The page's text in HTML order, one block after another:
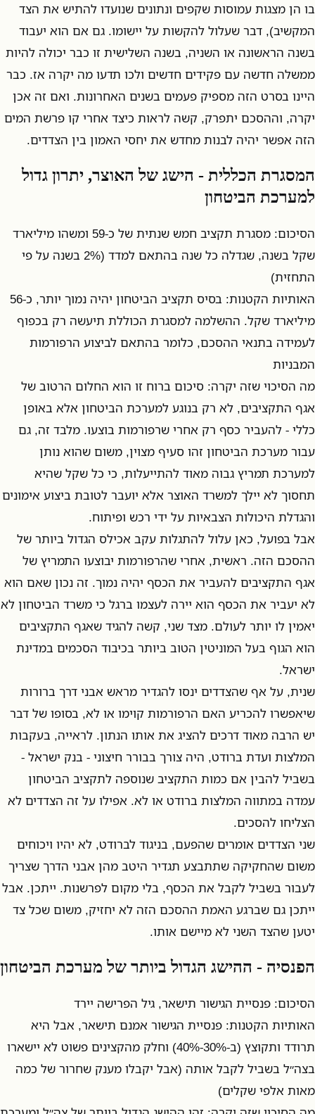
בו הן מצגות עמוסות שקפים ונתונים שנועדו להתיש את הצד
המקשיב), דבר שעלול להקשות על יישומו. גם אם הוא יעבוד
בשנה הראשונה או השניה, בשנה השלישית זו כבר יכולה להיות
ממשלה חדשה עם פקידים חדשים ולכו תדעו מה יקרה אז. כבר
היינו בסרט הזה מספיק פעמים בשנים האחרונות. ואם זה אכן
יקרה, וההסכם יתפרק, קשה לראות כיצד אחרי קו פרשת המים
הזה אפשר יהיה לבנות מחדש את יחסי האמון בין הצדדים.
המסגרת הכללית - הישג של האוצר, יתרון גדול
למערכת הביטחון
הסיכום: מסגרת תקציב חמש שנתית של כ-59 ומשהו מיליארד
שקל בשנה, שגדלה כל שנה בהתאם למדד (2% בשנה על פי
התחזית)
האותיות הקטנות: בסיס תקציב הביטחון יהיה נמוך יותר, כ-56
מיליארד שקל. ההשלמה למסגרת הכוללת תיעשה רק בכפוף
לעמידה בתנאי ההסכם, כלומר בהתאם לביצוע הרפורמות
המבניות
מה הסיכוי שזה יקרה: סיכום ברוח זו הוא החלום הרטוב של
אגף התקציבים, לא רק בנוגע למערכת הביטחון אלא באופן
כללי - להעביר כסף רק אחרי שרפורמות בוצעו. מלבד זה, גם
עבור מערכת הביטחון זהו סעיף מצוין, משום שהוא נותן
למערכת תמריץ גבוה מאוד להתייעלות, כי כל שקל שהיא
תחסוך לא יילך למשרד האוצר אלא יועבר לטובת ביצוע אימונים
והגדלת היכולות הצבאיות על ידי רכש ופיתוח.
אבל בפועל, כאן עלול להתגלות עקב אכילס הגדול ביותר של
ההסכם הזה. ראשית, אחרי שהרפורמות יבוצעו התמריץ של
אגף התקציבים להעביר את הכסף יהיה נמוך. זה נכון שאם הוא
לא יעביר את הכסף הוא יירה לעצמו ברגל כי משרד הביטחון לא
יאמין לו יותר לעולם. מצד שני, קשה להגיד שאגף התקציבים
הוא הגוף בעל המוניטין הטוב ביותר בכיבוד הסכמים במדינת
ישראל.
שנית, על אף שהצדדים ינסו להגדיר מראש אבני דרך ברורות
שיאפשרו להכריע האם הרפורמות קוימו או לא, בסופו של דבר
יש הרבה מאוד דרכים להציג את אותו הנתון. לראייה, בעקבות
המלצות ועדת ברודט, היה צורך בבורר חיצוני - בנק ישראל -
בשביל להבין אם כמות התקציב שנוספה לתקציב הביטחון
עמדה במתווה המלצות ברודט או לא. אפילו על זה הצדדים לא
הצליחו להסכים.
שני הצדדים אומרים שהפעם, בניגוד לברודט, לא יהיו ויכוחים
משום שהחקיקה שתתבצע תגדיר היטב מהן אבני הדרך שצריך
לעבור בשביל לקבל את הכסף, בלי מקום לפרשנות. ייתכן. אבל
ייתכן גם שברגע האמת ההסכם הזה לא יחזיק, משום שכל צד
יטען שהצד השני לא מיישם אותו.
הפנסיה - ההישג הגדול ביותר של מערכת הביטחון
הסיכום: פנסיית הגישור תישאר, גיל הפרישה יירד
האותיות הקטנות: פנסיית הגישור אמנם תישאר, אבל היא
תרודד ותקוצץ (ב-30%-40%) וחלק מהקצינים פשוט לא יישארו
בצה״ל בשביל לקבל אותה (אבל יקבלו מענק שחרור של כמה
מאות אלפי שקלים)